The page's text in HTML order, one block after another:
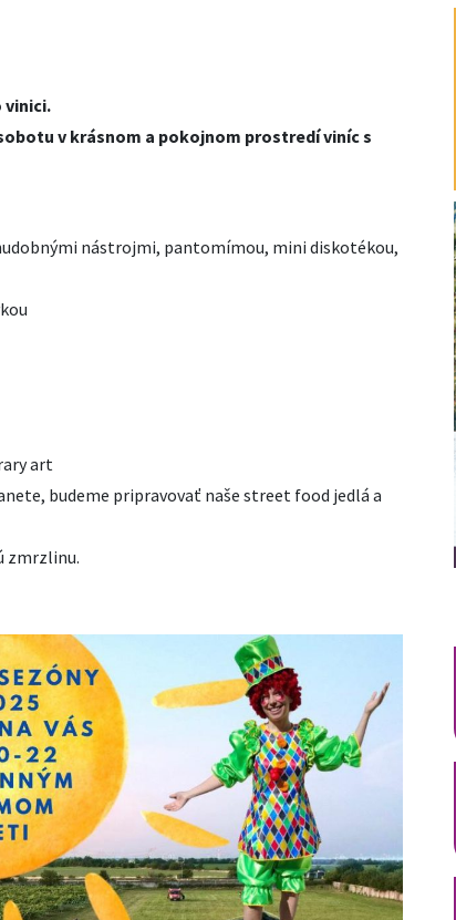
vinici.
v krásnom a pokojnom prostredí viníc s
nástrojmi, pantomímou, mini diskotékou,
art
budeme pripravovať naše street food jedlá a
zmrzlinu.